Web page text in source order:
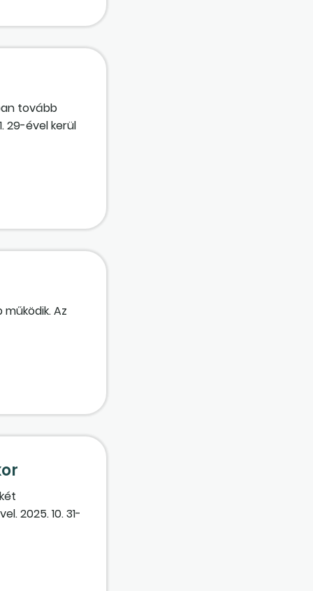
tovább
29-ével kerül
Az
2025. 10. 31-
kell